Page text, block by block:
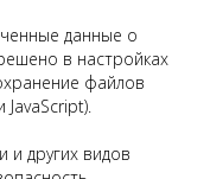
данные о
в настройках
файлов
и других видов